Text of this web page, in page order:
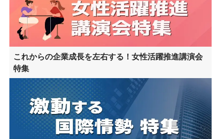
これからの企業成長を左右する！女性活躍推進講演会
特集